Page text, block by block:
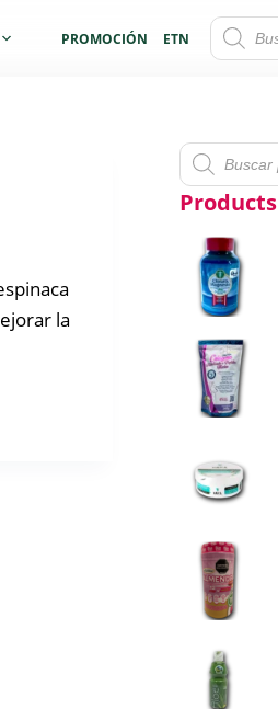
PROMOCIÓN ETNICOS
Búsqueda
de
productos
la
Búsqueda
de
productos
Products